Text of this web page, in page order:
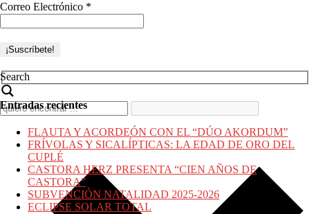
Correo Electrónico *
Search
Entradas recientes
FLAUTA Y ACORDEÓN CON EL “DÚO AKORDUM”
FRÍVOLAS Y SICALÍPTICAS: LA EDAD DE ORO DEL
CUPLÉ
CASTORA HERZ PRESENTA “CIEN AÑOS DE
CASTORA”
SUBVENCIÓN NATALIDAD 2025-2026
ECLIPSE SOLAR TOTAL